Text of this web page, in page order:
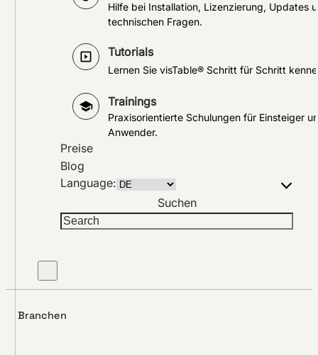
Hilfe bei Installation, Lizenzierung, Updates
technischen Fragen.
Tutorials
Lernen Sie visTable® Schritt für Schritt
Trainings
Praxisorientierte Schulungen für Einsteiger
Anwender.
Preise
Blog
Language:
Suchen
Branchen